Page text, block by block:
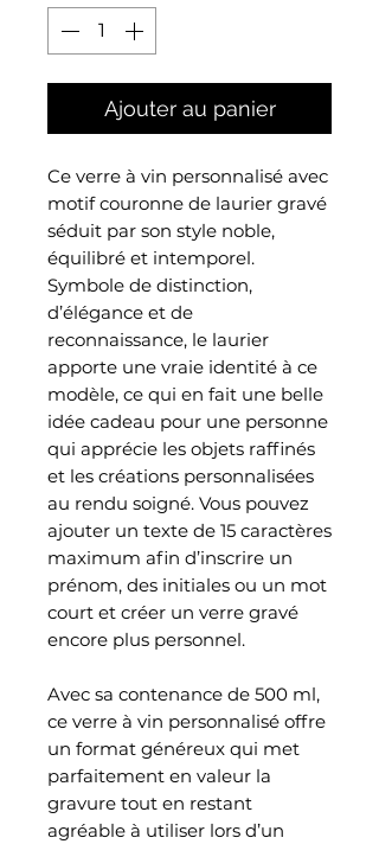
Ajouter au panier
Ce verre à vin personnalisé avec
motif couronne de laurier gravé
séduit par son style noble,
équilibré et intemporel.
Symbole de distinction,
d’élégance et de
reconnaissance, le laurier
apporte une vraie identité à ce
modèle, ce qui en fait une belle
idée cadeau pour une personne
qui apprécie les objets raffinés
et les créations personnalisées
au rendu soigné. Vous pouvez
ajouter un texte de 15 caractères
maximum afin d’inscrire un
prénom, des initiales ou un mot
court et créer un verre gravé
encore plus personnel.
Avec sa contenance de 500 ml,
ce verre à vin personnalisé offre
un format généreux qui met
parfaitement en valeur la
gravure tout en restant
agréable à utiliser lors d’un